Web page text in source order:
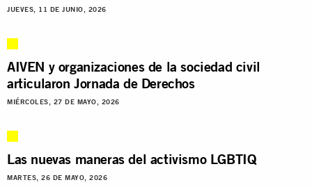
JUEVES, 11 DE JUNIO, 2026
AIVEN y organizaciones de la sociedad civil
articularon Jornada de Derechos
MIÉRCOLES, 27 DE MAYO, 2026
Las nuevas maneras del activismo LGBTIQ
MARTES, 26 DE MAYO, 2026